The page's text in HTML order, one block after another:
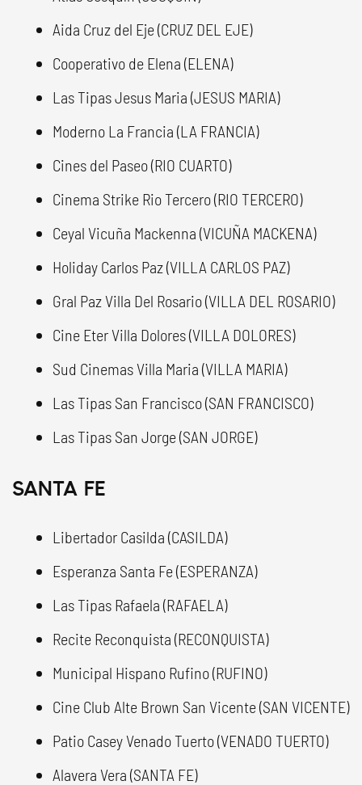
Aida Cruz del Eje (CRUZ DEL EJE)
Cooperativo de Elena (ELENA)
Las Tipas Jesus Maria (JESUS MARIA)
Moderno La Francia (LA FRANCIA)
Cines del Paseo (RIO CUARTO)
Cinema Strike Rio Tercero (RIO TERCERO)
Ceyal Vicuña Mackenna (VICUÑA MACKENA)
Holiday Carlos Paz (VILLA CARLOS PAZ)
Gral Paz Villa Del Rosario (VILLA DEL ROSARIO)
Cine Eter Villa Dolores (VILLA DOLORES)
Sud Cinemas Villa Maria (VILLA MARIA)
Las Tipas San Francisco (SAN FRANCISCO)
Las Tipas San Jorge (SAN JORGE)
SANTA FE
Libertador Casilda (CASILDA)
Esperanza Santa Fe (ESPERANZA)
Las Tipas Rafaela (RAFAELA)
Recite Reconquista (RECONQUISTA)
Municipal Hispano Rufino (RUFINO)
Cine Club Alte Brown San Vicente (SAN VICENTE)
Patio Casey Venado Tuerto (VENADO TUERTO)
Alavera Vera (SANTA FE)